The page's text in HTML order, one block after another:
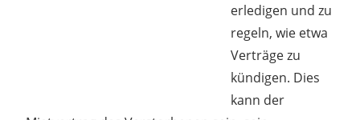
erledigen und zu
regeln, wie etwa
Verträge zu
kündigen. Dies
kann der